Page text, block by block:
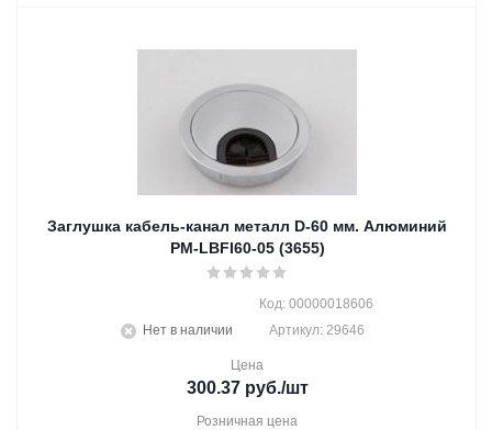
Заглушка кабель-канал металл D-60 мм. Алюминий
PM-LBFI60-05 (3655)
Нет в наличии
Код: 00000018606
Артикул: 29646
Цена
300.37руб./шт
Розничная цена